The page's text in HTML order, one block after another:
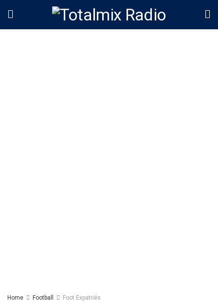
Home Football Foot Expatriés